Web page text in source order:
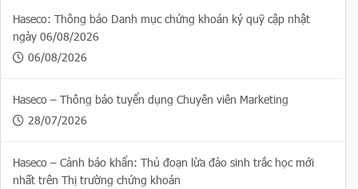
Haseco: Thông báo Danh mục chứng khoán ký quỹ cập nhật
ngày 06/08/2026
06/08/2026
Haseco – Thông báo tuyển dụng Chuyên viên Marketing
28/07/2026
Haseco – Cảnh báo khẩn: Thủ đoạn lừa đảo sinh trắc học mới
nhất trên Thị trường chứng khoán